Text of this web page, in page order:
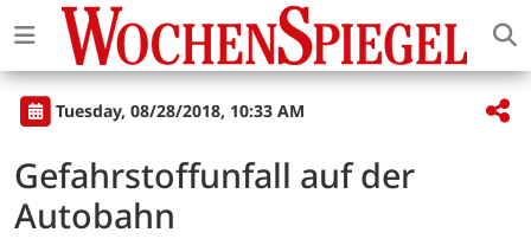
Tuesday, 08/28/2018, 10:33 AM
Gefahrstoffunfall auf der
Autobahn